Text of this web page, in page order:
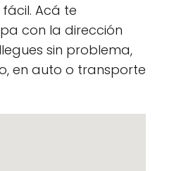
Acá te
con la dirección
sin problema,
en auto o transporte